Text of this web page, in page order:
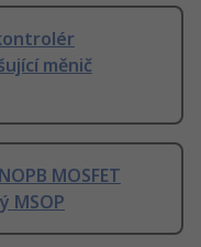
měnič
MOSFET
MSOP